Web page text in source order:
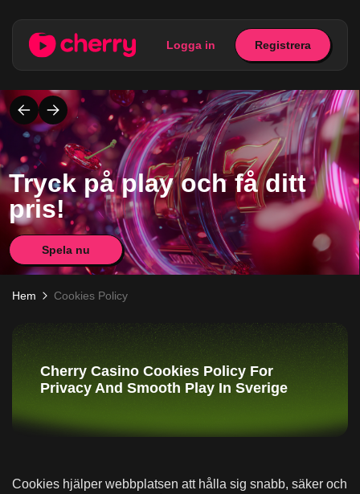
Logga in Registrera
Tryck på play och få ditt
pris!
Spela nu
Hem Cookies Policy
Cherry Casino Cookies Policy For
Privacy And Smooth Play In Sverige
Cookies hjälper webbplatsen att hålla sig snabb, säker och